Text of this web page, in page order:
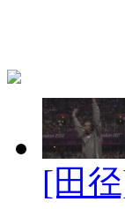
[田